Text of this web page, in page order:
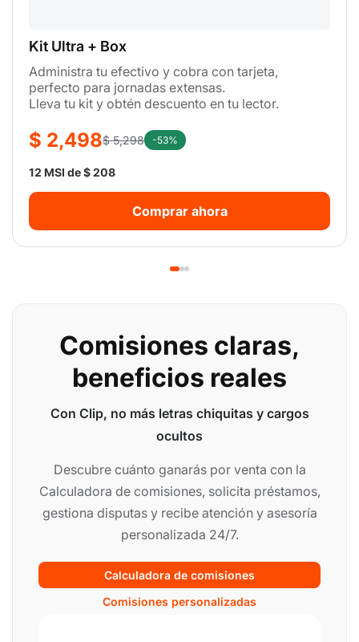
Kit Ultra + Box
Administra tu efectivo y cobra con tarjeta,
perfecto para jornadas extensas.
Lleva tu kit y obtén descuento en tu lector.
$ 2,498$ 5,298 -53%
12 MSI de $ 208
Comprar ahora
Comisiones claras,
beneficios reales
Con Clip, no más letras chiquitas y cargos
ocultos
Descubre cuánto ganarás por venta con la
Calculadora de comisiones, solicita préstamos,
gestiona disputas y recibe atención y asesoría
personalizada 24/7.
Calculadora de comisiones
Comisiones personalizadas